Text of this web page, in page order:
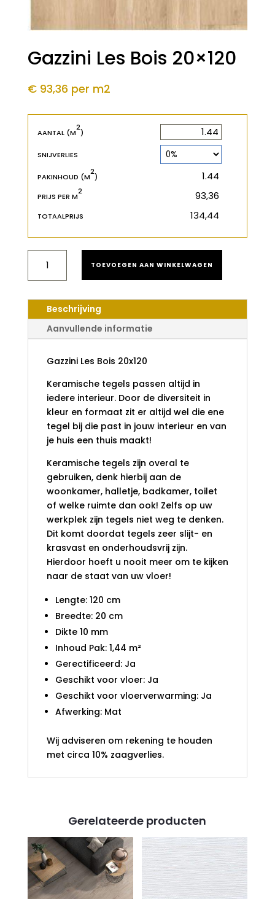
Gazzini Les Bois 20×120
€ 93,36 per m2
AANTAL (M
2
)
SNIJVERLIES
PAKINHOUD (M
2
)
PRIJS PER M
2
TOTAALPRIJS
BOIS
AANTAL
TOEVOEGEN AAN WINKELWAGEN
Beschrijving
Aanvullende informatie
Gazzini Les Bois 20x120
Keramische tegels passen altijd in
iedere interieur. Door de diversiteit in
kleur en formaat zit er altijd wel die ene
tegel bij die past in jouw interieur en van
je huis een thuis maakt!
Keramische tegels zijn overal te
gebruiken, denk hierbij aan de
woonkamer, halletje, badkamer, toilet
of welke ruimte dan ook! Zelfs op uw
werkplek zijn tegels niet weg te denken.
Dit komt doordat tegels zeer slijt- en
krasvast en onderhoudsvrij zijn.
Hierdoor hoeft u nooit meer om te kijken
naar de staat van uw vloer!
Lengte: 120 cm
Breedte: 20 cm
Dikte 10 mm
Inhoud Pak: 1,44 m²
Gerectificeerd: Ja
Geschikt voor vloer: Ja
Geschikt voor vloerverwarming: Ja
Afwerking: Mat
Wij adviseren om rekening te houden
met circa 10% zaagverlies.
Gerelateerde producten